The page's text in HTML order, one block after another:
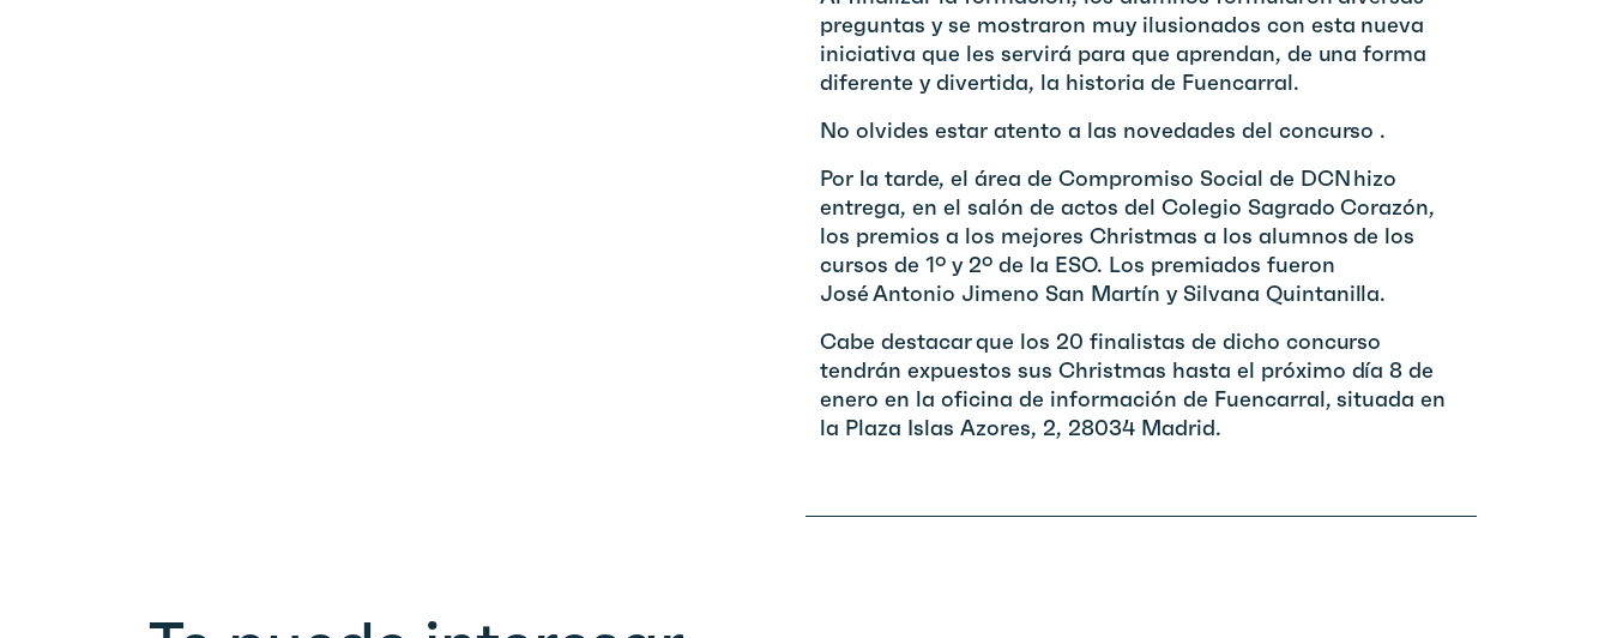
preguntas y se mostraron muy ilusionados con esta nueva
iniciativa que les servirá para que aprendan, de una forma
diferente y divertida, la historia de Fuencarral.
No olvides estar atento a las novedades del concurso .
Por la tarde, el área de Compromiso Social de DCN hizo
entrega, en el salón de actos del Colegio Sagrado Corazón,
los premios a los mejores Christmas a los alumnos de los
cursos de 1º y 2º de la ESO. Los premiados fueron
José Antonio Jimeno San Martín y Silvana Quintanilla.
Cabe destacar que los 20 finalistas de dicho concurso
tendrán expuestos sus Christmas hasta el próximo día 8 de
enero en la oficina de información de Fuencarral, situada en
la Plaza Islas Azores, 2, 28034 Madrid.